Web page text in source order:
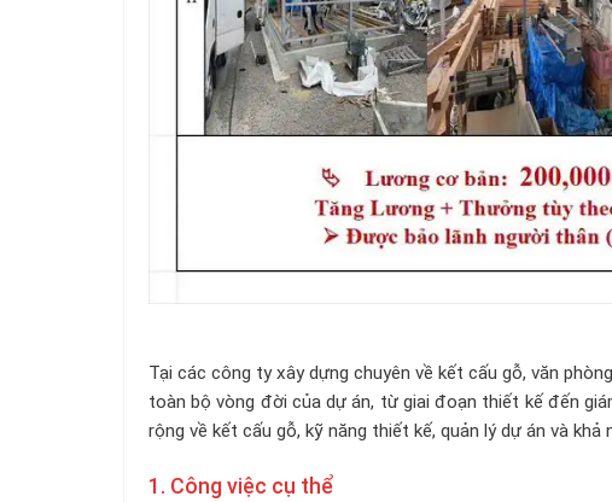
Tại các công ty xây dựng chuyên về kết cấu gỗ, văn
toàn bộ vòng đời của dự án, từ giai đoạn thiết kế đến
rộng về kết cấu gỗ, kỹ năng thiết kế, quản lý dự án và khả
1. Công việc cụ thể